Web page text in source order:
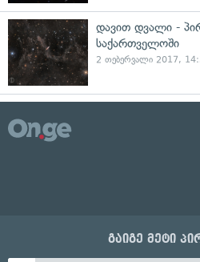
დავით დვალი -
საქართველოში
2 თებერვალი 2017,
გაიგე მეტი